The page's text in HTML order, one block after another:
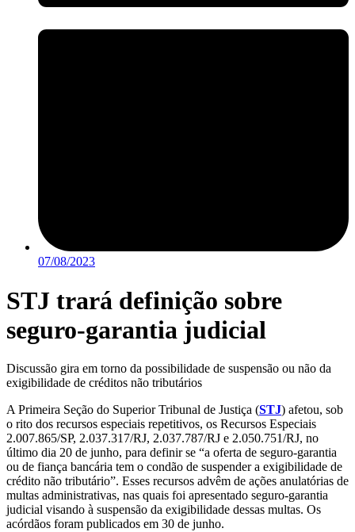
07/08/2023
STJ trará definição sobre
seguro-garantia judicial
Discussão gira em torno da possibilidade de suspensão ou não da
exigibilidade de créditos não tributários
A Primeira Seção do Superior Tribunal de Justiça (STJ) afetou, sob
o rito dos recursos especiais repetitivos, os Recursos Especiais
2.007.865/SP, 2.037.317/RJ, 2.037.787/RJ e 2.050.751/RJ, no
último dia 20 de junho, para definir se “a oferta de seguro-garantia
ou de fiança bancária tem o condão de suspender a exigibilidade de
crédito não tributário”. Esses recursos advêm de ações anulatórias de
multas administrativas, nas quais foi apresentado seguro-garantia
judicial visando à suspensão da exigibilidade dessas multas. Os
acórdãos foram publicados em 30 de junho.